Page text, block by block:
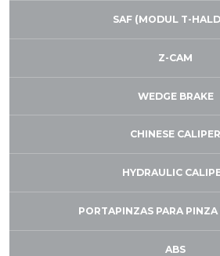
SAF (MODUL T-
Z-CAM
WEDGE BRAKE
CHINESE CALIPER
HYDRAULIC
PORTAPINZAS PARA PINZA
ABS